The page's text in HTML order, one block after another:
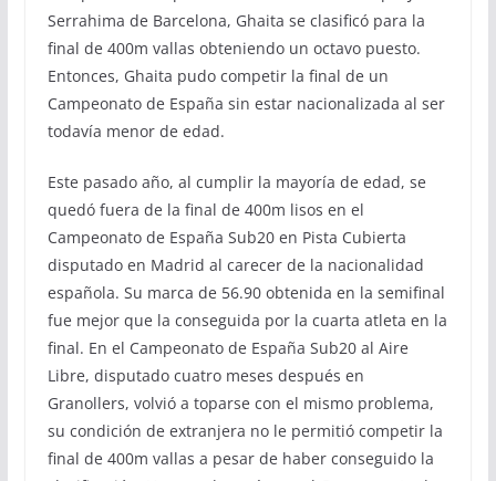
Serrahima de Barcelona, Ghaita se clasificó para la
final de 400m vallas obteniendo un octavo puesto.
Entonces, Ghaita pudo competir la final de un
Campeonato de España sin estar nacionalizada al ser
todavía menor de edad.
Este pasado año, al cumplir la mayoría de edad, se
quedó fuera de la final de 400m lisos en el
Campeonato de España Sub20 en Pista Cubierta
disputado en Madrid al carecer de la nacionalidad
española. Su marca de 56.90 obtenida en la semifinal
fue mejor que la conseguida por la cuarta atleta en la
final. En el Campeonato de España Sub20 al Aire
Libre, disputado cuatro meses después en
Granollers, volvió a toparse con el mismo problema,
su condición de extranjera no le permitió competir la
final de 400m vallas a pesar de haber conseguido la